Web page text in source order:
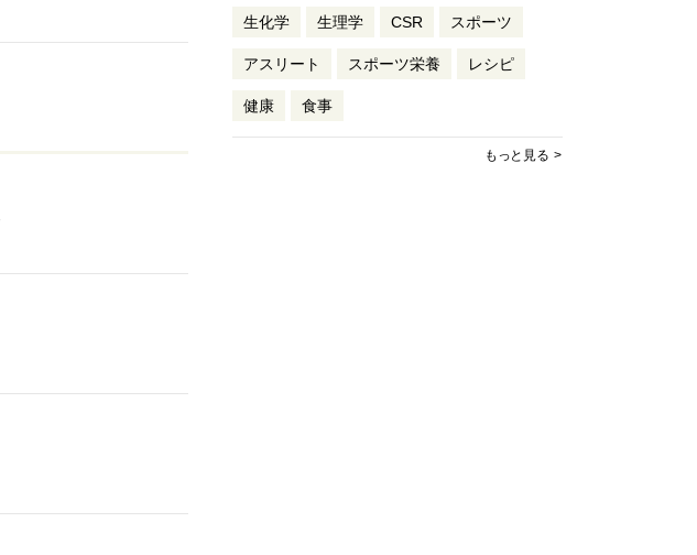
生化学 生理学 CSR スポーツ
アスリート スポーツ栄養 レシピ
健康 食事
もっと見る